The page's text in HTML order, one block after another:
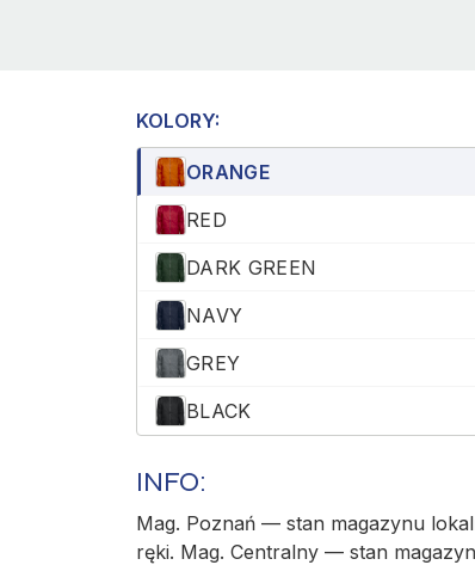
KOLORY:
ORANGE
RED
DARK GREEN
NAVY
GREY
BLACK
INFO:
Mag. Poznań — stan magazynu
ręki. Mag. Centralny — stan